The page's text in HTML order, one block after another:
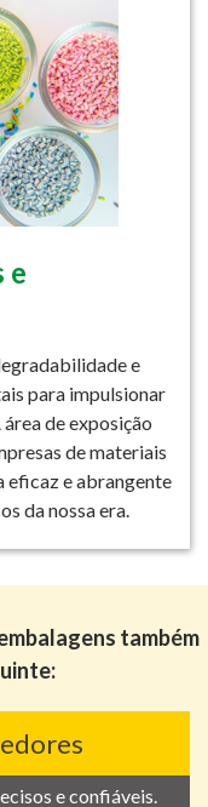
e
e
para impulsionar
de exposição
de materiais
eficaz e abrangente
da nossa era.
também
e confiáveis.